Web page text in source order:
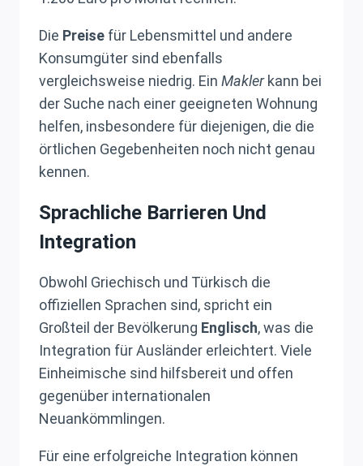
Die Preise für Lebensmittel und andere
Konsumgüter sind ebenfalls
vergleichsweise niedrig. Ein Maklerkann bei
der Suche nach einer geeigneten Wohnung
helfen, insbesondere für diejenigen, die die
örtlichen Gegebenheiten noch nicht genau
kennen.
Sprachliche Barrieren Und
Integration
Obwohl Griechisch und Türkisch die
offiziellen Sprachen sind, spricht ein
Großteil der Bevölkerung Englisch, was die
Integration für Ausländer erleichtert. Viele
Einheimische sind hilfsbereit und offen
gegenüber internationalen
Neuankömmlingen.
Für eine erfolgreiche Integration können